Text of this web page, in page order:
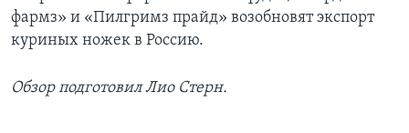
фармз» и «Пилгримз прайд» возобновят экспорт
куриных ножек в Россию.
Обзор подготовил Лио Стерн.